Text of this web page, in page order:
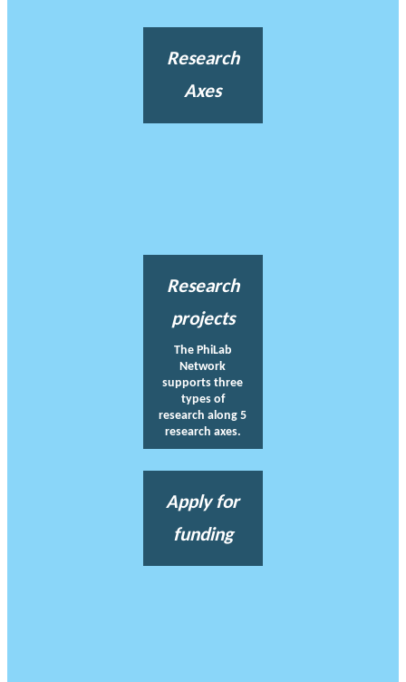
Research
Axes
Research
projects
The PhiLab
Network
supports three
types of
research along 5
research axes.
Apply for
funding